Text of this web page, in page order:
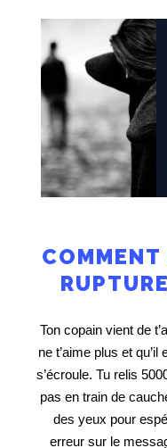
COMMENT
Ton copain vient de
ne t’aime plus et
s’écroule. Tu relis
pas en train de
des yeux pour
erreur sur le